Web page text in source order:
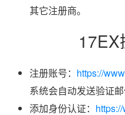
其它注册商。
17EX
注册账号： https://
系统会自动发送验证
添加身份认证：